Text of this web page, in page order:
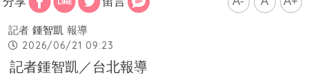
記者 鍾智凱 報導
2026/06/21 09:23
記者鍾智凱／台北報導